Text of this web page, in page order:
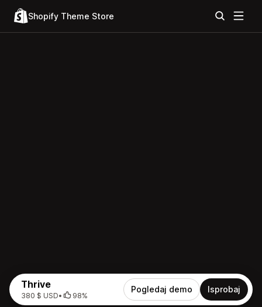
Shopify Theme Store
Thrive
380 $ USD• 98%
Pogledaj demo Isprobaj